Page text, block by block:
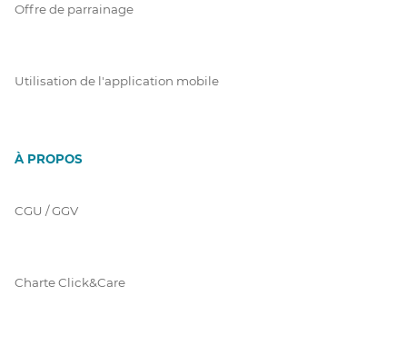
Offre de parrainage
Utilisation de l'application mobile
À PROPOS
CGU / GGV
Charte Click&Care